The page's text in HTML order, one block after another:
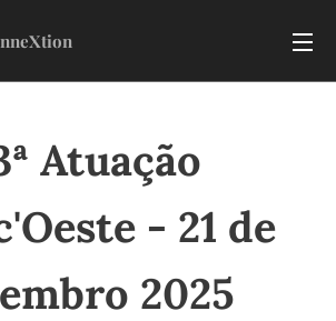
Atuação
- 21 de
2025